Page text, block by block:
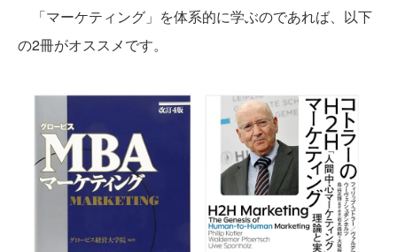
「マーケティング」を体系的に学ぶのであれば、以下
の2冊がオススメです。